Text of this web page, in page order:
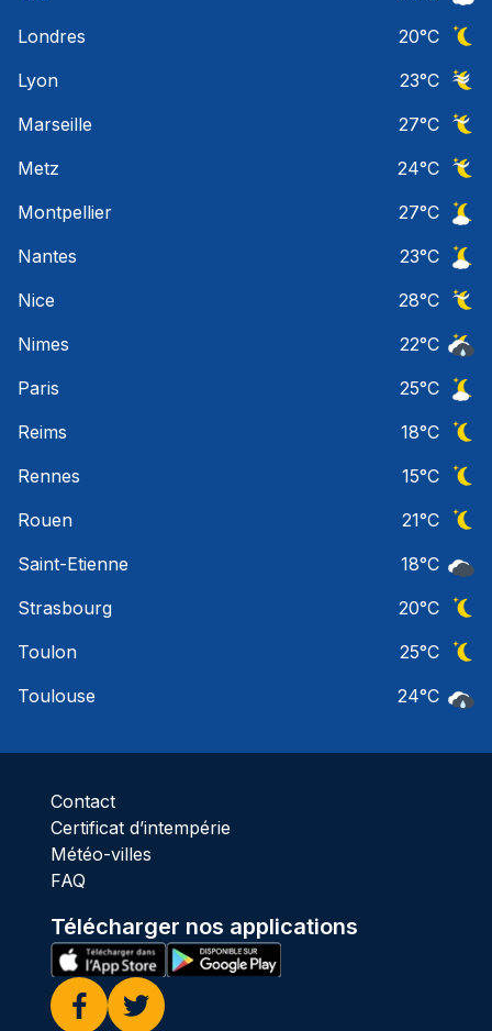
Londres
20°C
Lyon
23°C
Marseille
27°C
Metz
24°C
Montpellier
27°C
Nantes
23°C
Nice
28°C
Nimes
22°C
Paris
25°C
Reims
18°C
Rennes
15°C
Rouen
21°C
Saint-Etienne
18°C
Strasbourg
20°C
Toulon
25°C
Toulouse
24°C
Contact
Certificat d’intempérie
Météo-villes
FAQ
Télécharger nos applications